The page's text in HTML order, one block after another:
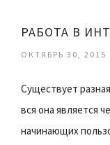
РАБОТА В
ОКТЯБРЬ 30, 2015
Существует
вся она является
начинающих